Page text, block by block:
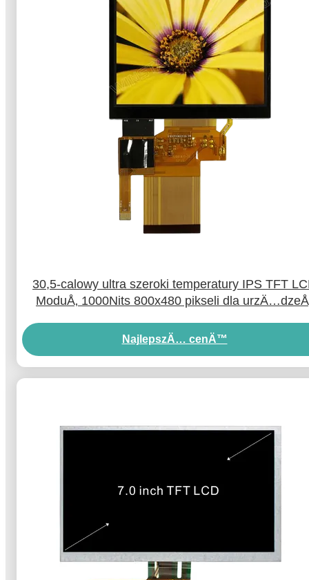
30,5-calowy ultra szeroki temperatury IPS TFT
ModuÅ‚ 1000Nits 800x480 pikseli dla
NajlepszÄ… cenÄ™